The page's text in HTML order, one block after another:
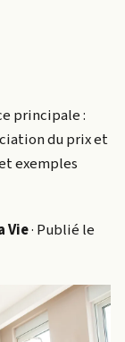
principale :
du prix et
exemples
Vie· Publié le